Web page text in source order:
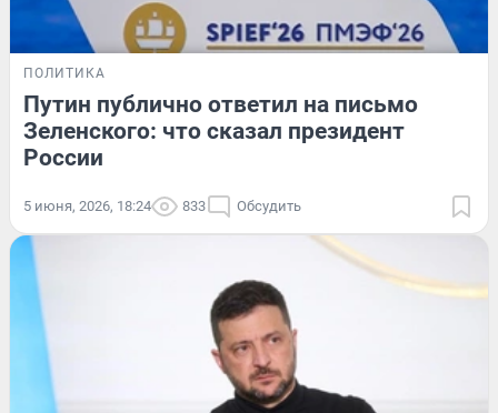
ПОЛИТИКА
Путин публично ответил на письмо
Зеленского: что сказал президент
России
5 июня, 2026, 18:24 833 Обсудить